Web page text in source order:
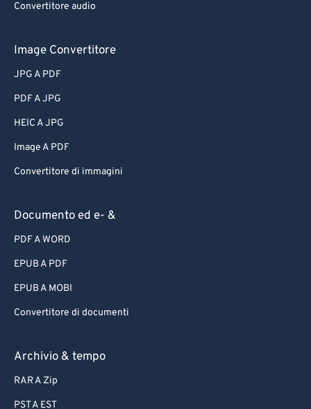
Convertitore audio
Image Convertitore
JPG A PDF
PDF A JPG
HEIC A JPG
Image A PDF
Convertitore di immagini
Documento ed e- &
PDF A WORD
EPUB A PDF
EPUB A MOBI
Convertitore di documenti
Archivio & tempo
RAR A Zip
PST A EST